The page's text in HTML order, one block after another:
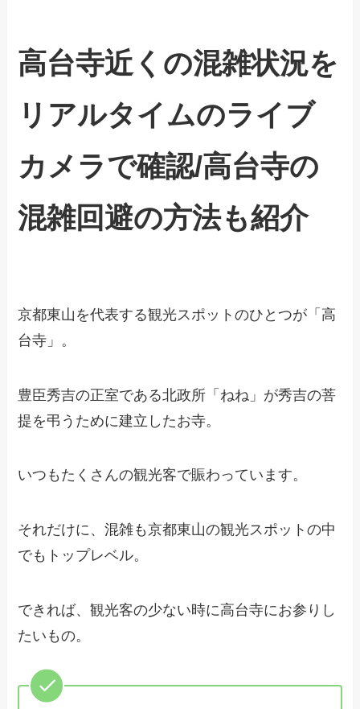
高台寺近くの混雑状況を
リアルタイムのライブ
カメラで確認/高台寺の
混雑回避の方法も紹介
京都東山を代表する観光スポットのひとつが「高
台寺」。
豊臣秀吉の正室である北政所「ねね」が秀吉の菩
提を弔うために建立したお寺。
いつもたくさんの観光客で賑わっています。
それだけに、混雑も京都東山の観光スポットの中
でもトップレベル。
できれば、観光客の少ない時に高台寺にお参りし
たいもの。